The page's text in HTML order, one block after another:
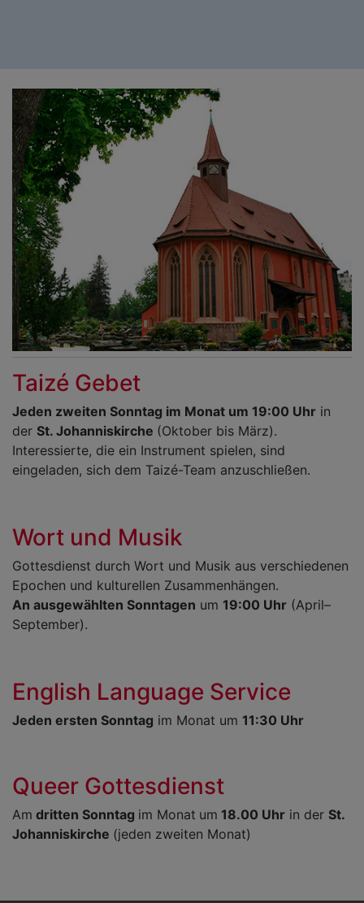
Taizé Gebet
Jeden zweiten Sonntag im Monat um 19:00 Uhr in
der St. Johanniskirche (Oktober bis März).
Interessierte, die ein Instrument spielen, sind
eingeladen, sich dem Taizé-Team anzuschließen.
Wort und Musik
Gottesdienst durch Wort und Musik aus verschiedenen
Epochen und kulturellen Zusammenhängen.
An ausgewählten Sonntagen um 19:00 Uhr (April–
September).
English Language Service
Jeden ersten Sonntag im Monat um 11:30 Uhr
Queer Gottesdienst
Am dritten Sonntag im Monat um 18.00 Uhr in der St.
Johanniskirche (jeden zweiten Monat)